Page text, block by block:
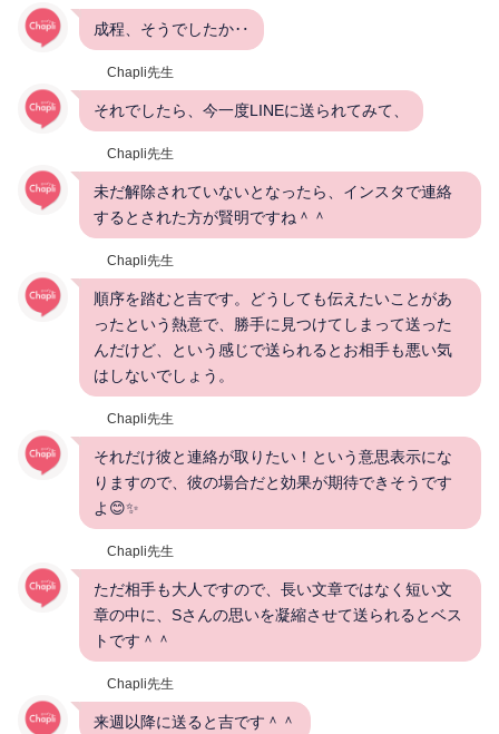
成程、そうでしたか‥
Chapli先生
それでしたら、今一度LINEに送られてみて、
Chapli先生
未だ解除されていないとなったら、インスタで連絡
するとされた方が賢明ですね＾＾
Chapli先生
順序を踏むと吉です。どうしても伝えたいことがあ
ったという熱意で、勝手に見つけてしまって送った
んだけど、という感じで送られるとお相手も悪い気
はしないでしょう。
Chapli先生
それだけ彼と連絡が取りたい！という意思表示にな
りますので、彼の場合だと効果が期待できそうです
よ😊✨
Chapli先生
ただ相手も大人ですので、長い文章ではなく短い文
章の中に、Sさんの思いを凝縮させて送られるとベス
トです＾＾
Chapli先生
来週以降に送ると吉です＾＾